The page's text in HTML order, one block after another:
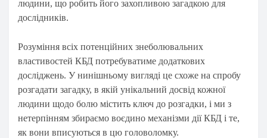
людини, що робить його захопливою загадкою для
дослідників.
Розуміння всіх потенційних знеболювальних
властивостей КБД потребуватиме додаткових
досліджень. У нинішньому вигляді це схоже на спробу
розгадати загадку, в якій унікальний досвід кожної
людини щодо болю містить ключ до розгадки, і ми з
нетерпінням збираємо воєдино механізми дії КБД і те,
як вони вписуються в цю головоломку.